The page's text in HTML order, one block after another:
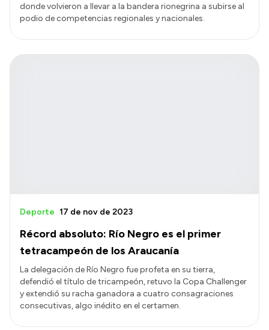
donde volvieron a llevar a la bandera rionegrina a subirse al
podio de competencias regionales y nacionales.
Récord absoluto: Río Negro es el primer
tetracampeón de los Araucanía
Deporte 17 de nov de 2023
La delegación de Río Negro fue profeta en su tierra,
defendió el título de tricampeón, retuvo la Copa Challenger
y extendió su racha ganadora a cuatro consagraciones
consecutivas, algo inédito en el certamen.